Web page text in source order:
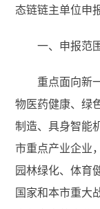
态链链主单位申
一、申报范
重点面向新
物医药健康、绿
制造、具身智能
市重点产业企业
园林绿化、体育
国家和本市重大